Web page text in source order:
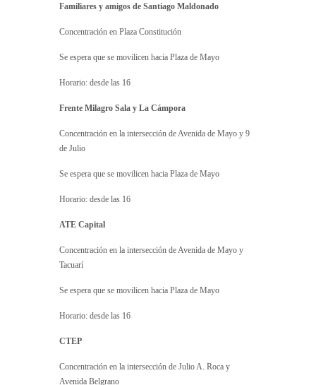
Familiares y amigos de Santiago Maldonado
Concentración en Plaza Constitución
Se espera que se movilicen hacia Plaza de Mayo
Horario: desde las 16
Frente Milagro Sala y La Cámpora
Concentración en la intersección de Avenida de Mayo y 9
de Julio
Se espera que se movilicen hacia Plaza de Mayo
Horario: desde las 16
ATE Capital
Concentración en la intersección de Avenida de Mayo y
Tacuarí
Se espera que se movilicen hacia Plaza de Mayo
Horario: desde las 16
CTEP
Concentración en la intersección de Julio A. Roca y
Avenida Belgrano